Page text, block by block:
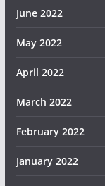
June 2022
May 2022
April 2022
March 2022
February 2022
January 2022